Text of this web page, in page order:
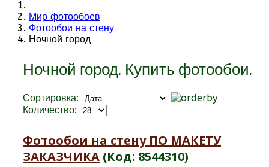
Мир фотообоев
Фотообои на стену
Ночной город
Ночной город. Купить фотообои.
Сортировка:
Количество:
Фотообои на стену ПО МАКЕТУ
ЗАКАЗЧИКА (Код: 8544310)